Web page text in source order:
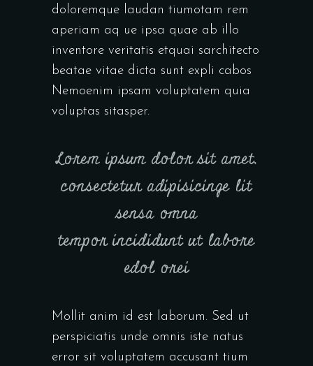
doloremque laudan tiumotam rem
aperiam aq ue ipsa quae ab illo
inventore veritatis etquai sarchitecto
beatae vitae dicta sunt expli cabos
Nemoenim ipsam voluptatem quia
voluptas sitasper.
Lorem ipsum dolor sit amet,
consectetur adipisicinge lit
sensa omna
tempor incididunt ut labore
edol orei
Mollit anim id est laborum. Sed ut
perspiciatis unde omnis iste natus
error sit voluptatem accusant tium